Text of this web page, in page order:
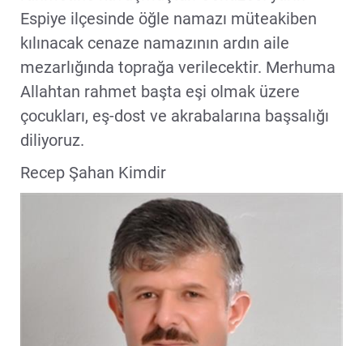
Espiye ilçesinde öğle namazı müteakiben
kılınacak cenaze namazının ardın aile
mezarlığında toprağa verilecektir. Merhuma
Allahtan rahmet başta eşi olmak üzere
çocukları, eş-dost ve akrabalarına başsalığı
diliyoruz.
Recep Şahan Kimdir